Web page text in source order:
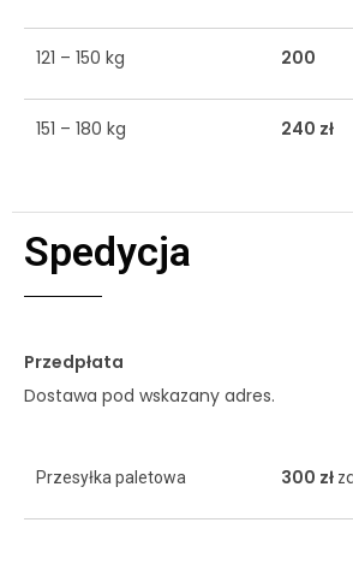
121 – 150 kg 200
151 – 180 kg 240 zł
Spedycja
Przedpłata
Dostawa pod wskazany adres.
Przesyłka paletowa 300 zł